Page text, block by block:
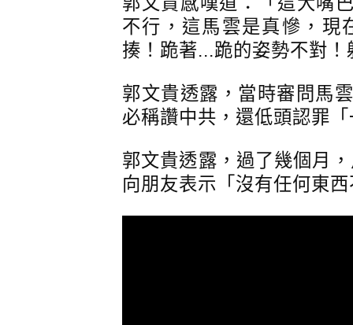
不行，這馬雲是真慘，現
揍！跪著...跪的姿勢不對
郭文貴透露，當時審問馬
必稱讚中共，還低頭認罪
郭文貴透露，過了幾個月
向朋友表示「沒有任何東